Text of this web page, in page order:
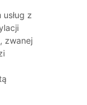
z
zwanej